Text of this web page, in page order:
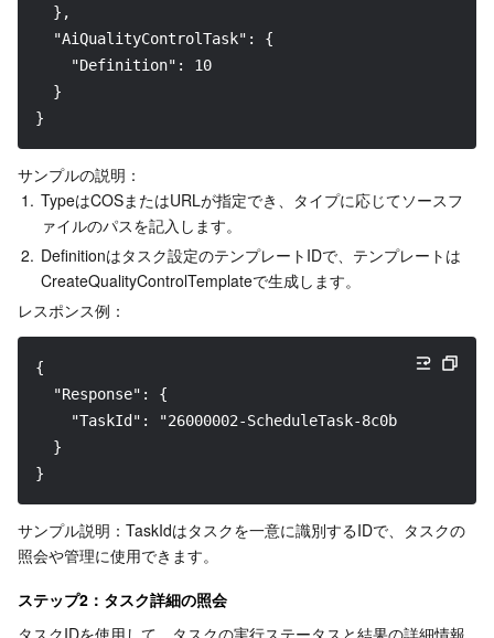
Identity Aware Platform
Region Management System
Quota Center
Cloud Resource Center
Tencent Cloud Health Dashboard
Performance Testing Service
About Account
About Console
Billing Center
Compliance
Terms and Policies
Third Party
Service Plan
Tencent Cloud Training and Certification
Partner Support Plan
TencentOS Server
  },
  "AiQualityControlTask": {
    "Definition": 10
  }
}
サンプルの説明：
1. TypeはCOSまたはURLが指定でき、タイプに応じてソースフ
ァイルのパスを記入します。
2. Definitionはタスク設定のテンプレートIDで、テンプレートは
CreateQualityControlTemplateで生成します。
レスポンス例：
﻿{
  "Response": {
"TaskId": "26000002-ScheduleTask-
  }
}
サンプル説明：TaskIdはタスクを一意に識別するIDで、タスクの
照会や管理に使用できます。
ステップ2：タスク詳細の照会
タスクIDを使用して、タスクの実行ステータスと結果の詳細情報